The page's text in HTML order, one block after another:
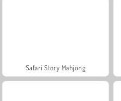
Safari Story Mahjong